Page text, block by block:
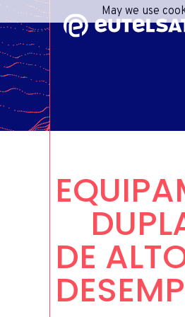
Content
Menu
Footer
DE
May we use